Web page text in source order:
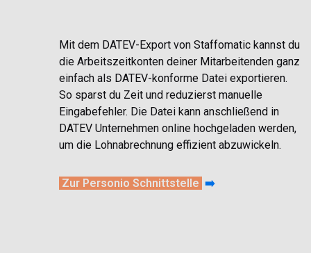
Mit dem DATEV-Export von Staffomatic kannst du
die Arbeitszeitkonten deiner Mitarbeitenden ganz
einfach als DATEV-konforme Datei exportieren.
So sparst du Zeit und reduzierst manuelle
Eingabefehler. Die Datei kann anschließend in
DATEV Unternehmen online hochgeladen werden,
um die Lohnabrechnung effizient abzuwickeln.
Zur Personio Schnittstelle ➡️